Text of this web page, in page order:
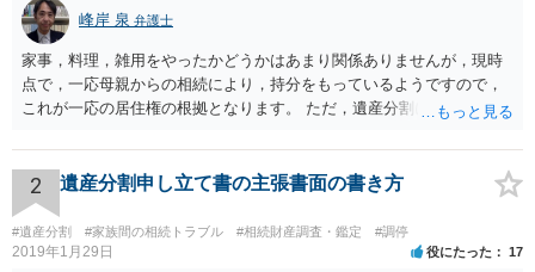
峰岸 泉 弁護士
家事，料理，雑用をやったかどうかはあまり関係ありませんが，現時
点で，一応母親からの相続により，持分をもっているようですので，
これが一応の居住権の根拠となります。 ただ，遺産分割により，母の
2 遺産分割申し立て書の主張書面の書き方
#遺産分割 #家族間の相続トラブル #相続財産調査・鑑定 #調停
2019年1月29日 役にたった 17